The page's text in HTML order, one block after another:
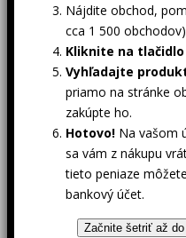
Nájdite obchod,
cca 1 500
Kliknite na tlačidlo
Vyhľadajte
priamo na stránke
zakúpte ho.
Hotovo! Na vašom
sa vám z nákupu
tieto peniaze
bankový účet.
Začnite šetriť až